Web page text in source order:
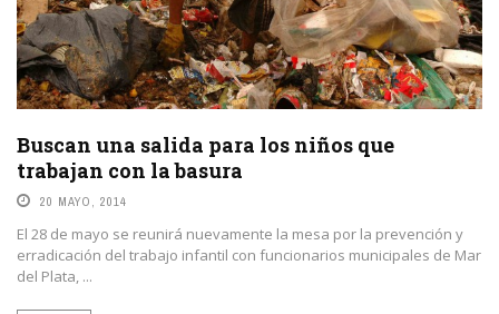
Buscan una salida para los niños que
trabajan con la basura
20 MAYO, 2014
El 28 de mayo se reunirá nuevamente la mesa por la prevención y
erradicación del trabajo infantil con funcionarios municipales de Mar
del Plata, ...